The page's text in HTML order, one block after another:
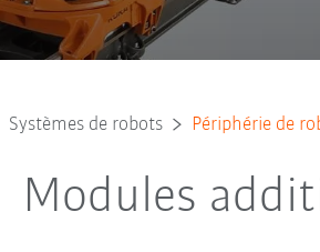
Systèmes de robots Périphérie de
Modules